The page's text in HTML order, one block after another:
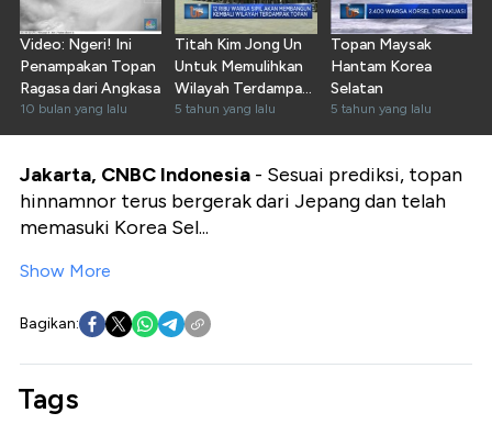
Video: Ngeri! Ini
Penampakan Topan
Ragasa dari Angkasa
10 bulan yang lalu
Titah Kim Jong Un
Untuk Memulihkan
Wilayah Terdampak
Topan
5 tahun yang lalu
Topan Maysak
Hantam Korea
Selatan
5 tahun yang lalu
Jakarta, CNBC Indonesia - Sesuai prediksi, topan
hinnamnor terus bergerak dari Jepang dan telah
memasuki Korea Sel...
Show More
Bagikan:
Tags